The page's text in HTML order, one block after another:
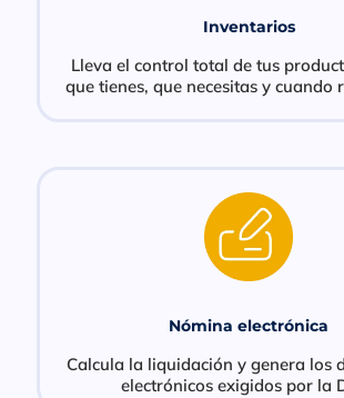
Inventarios
Lleva el control total de tus
que tienes, que necesitas y cuando
Nómina electrónica
Calcula la liquidación y genera los
electrónicos exigidos por la